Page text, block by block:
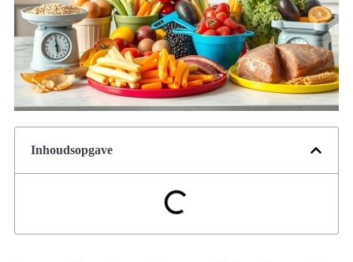
Inhoudsopgave